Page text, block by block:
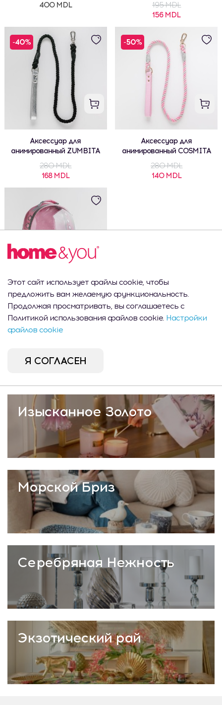
400 MDL
195 MDL
156 MDL
-40%
Аксессуар для
анимированный ZUMBITA
280 MDL
168 MDL
-50%
Аксессуар для
анимированный COSMITA
280 MDL
140 MDL
895 MDL
Коллекции
Изысканное Золото
Морской Бриз
Серебряная Нежность
Экзотический рай
Этот сайт использует файлы cookie, чтобы
предложить вам желаемую функциональность.
Продолжая просматривать, вы соглашаетесь с
Политикой использования файлов cookie. Настройки
файлов cookie
Я СОГЛАСЕН